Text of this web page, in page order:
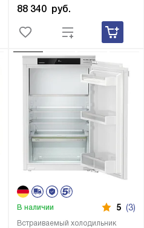
88 340 руб.
Встраиваемый холодильник
В наличии 5 (3)